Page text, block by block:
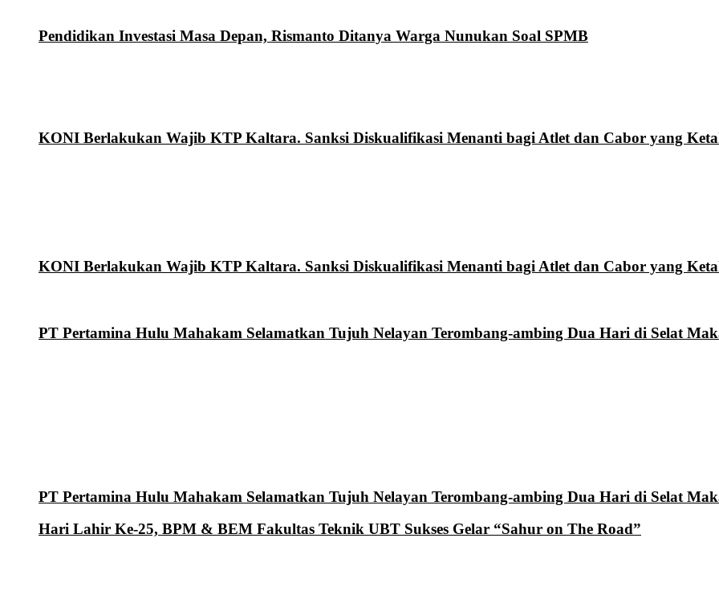
Pendidikan Investasi Masa Depan, Rismanto Ditanya Warga Nunukan Soal SPMB
KONI Berlakukan Wajib KTP Kaltara. Sanksi Diskualifikasi Menanti bagi Atlet dan Cabor yang
PT Pertamina Hulu Mahakam Selamatkan Tujuh Nelayan Terombang-ambing Dua Hari di Selat
KONI Berlakukan Wajib KTP Kaltara. Sanksi Diskualifikasi Menanti bagi Atlet dan Cabor yang
PT Pertamina Hulu Mahakam Selamatkan Tujuh Nelayan Terombang-ambing Dua Hari di Selat
Hari Lahir Ke-25, BPM & BEM Fakultas Teknik UBT Sukses Gelar “Sahur on The Road”